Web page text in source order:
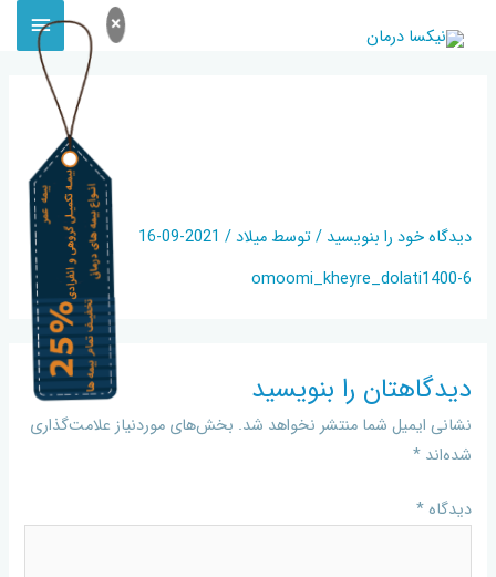
×
OMOOMI_KHEYRE_DOLATI14
دیدگاه‌ خود را بنویسید / توسطمیلاد/
2021-09-16
6-omoomi_kheyre_dolati1400
دیدگاهتان را بنویسید
نشانی ایمیل شما منتشر نخواهد شد. بخش‌های موردنیاز علامت‌گذاری
شده‌اند*
دیدگاه*